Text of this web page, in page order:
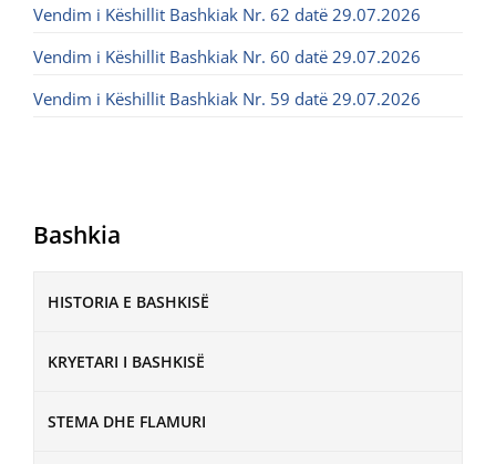
Bashkia
HISTORIA E BASHKISË
KRYETARI I BASHKISË
STEMA DHE FLAMURI
Vendim i Këshillit Bashkiak Nr. 62 datë 29.07.2026
Vendim i Këshillit Bashkiak Nr. 60 datë 29.07.2026
Vendim i Këshillit Bashkiak Nr. 59 datë 29.07.2026